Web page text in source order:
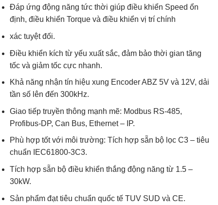
Đáp ứng động năng tức thời giúp điều khiển Speed ổn
định, điều khiển Torque và điều khiển vị trí chính
xác tuyệt đối.
Điều khiển kích từ yếu xuất sắc, đảm bảo thời gian tăng
tốc và giảm tốc cực nhanh.
Khả năng nhận tín hiệu xung Encoder ABZ 5V và 12V, dải
tần số lên đến 300kHz.
Giao tiếp truyền thông mạnh mẽ: Modbus RS-485,
Profibus-DP, Can Bus, Ethernet – IP.
Phù hợp tốt với môi trường: Tích hợp sẵn bộ lọc C3 – tiêu
chuẩn IEC61800-3C3.
Tích hợp sẵn bộ điều khiển thắng động năng từ 1.5 –
30kW.
Sản phẩm đạt tiêu chuẩn quốc tế TUV SUD và CE.